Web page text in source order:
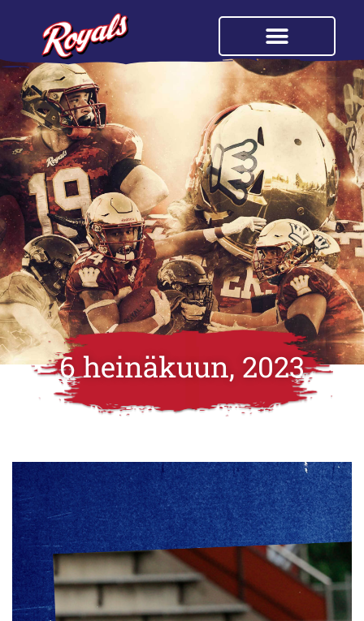
6 heinäkuun, 2023